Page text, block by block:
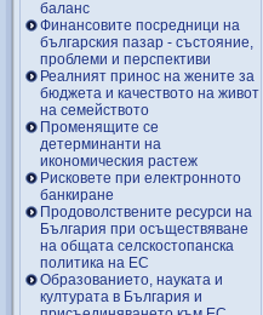
баланс
Финансовите посредници на
българския пазар - състояние,
проблеми и перспективи
Реалният принос на жените за
бюджета и качеството на живот
на семейството
Променящите се
детерминанти на
икономическия растеж
Рисковете при електронното
банкиране
Продоволствените ресурси на
България при осъществяване
на общата селскостопанска
политика на ЕС
Образованието, науката и
културата в България и